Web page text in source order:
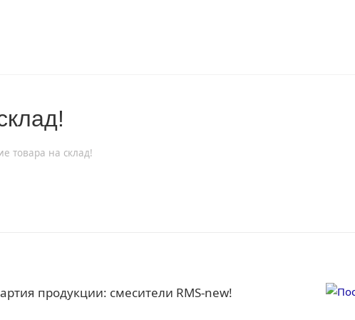
товара на склад!
продукции: смесители RMS-new!